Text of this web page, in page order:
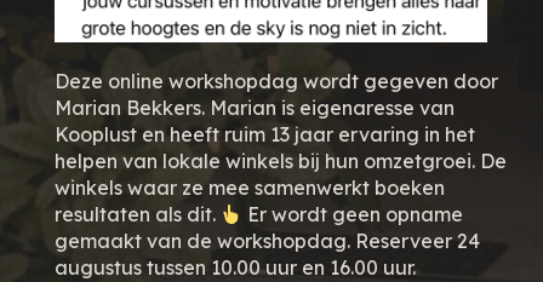
Deze online workshopdag wordt gegeven door
Marian Bekkers. Marian is eigenaresse van
Kooplust en heeft ruim 13 jaar ervaring in het
helpen van lokale winkels bij hun omzetgroei. De
winkels waar ze mee samenwerkt boeken
resultaten als dit.
Er wordt geen opname
gemaakt van de workshopdag. Reserveer 24
augustus tussen 10.00 uur en 16.00 uur.